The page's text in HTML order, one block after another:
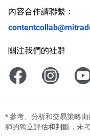
內容合作請聯繫：
關注我們的社群
*參考、分析和交易策略
師的獨立評估和判斷，未